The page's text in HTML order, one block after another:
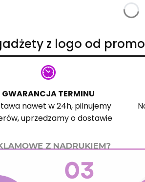
z logo od
GWARANCJA TERMINU
nawet w 24h, pilnujemy
uprzedzamy o dostawie